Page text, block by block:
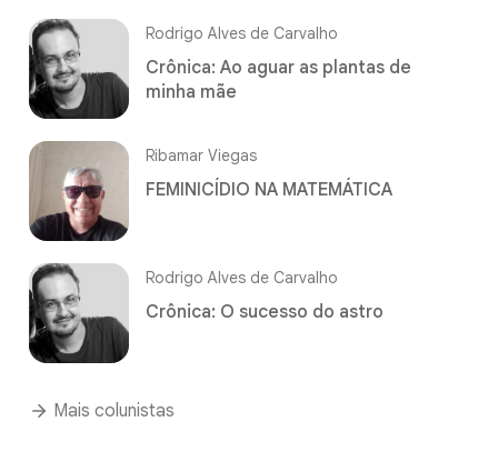
Rodrigo Alves de Carvalho
Crônica: Ao aguar as plantas de
minha mãe
Ribamar Viegas
FEMINICÍDIO NA MATEMÁTICA
Rodrigo Alves de Carvalho
Crônica: O sucesso do astro
Mais colunistas